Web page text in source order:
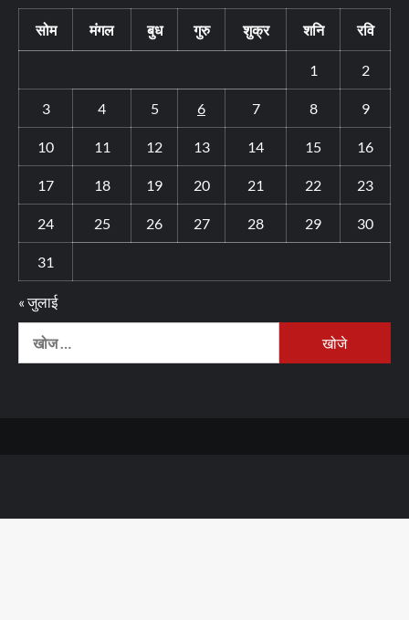
सोम मंगल बुध गुरु शुक्र शनि रवि
1 2
3 4 5 6 7 8 9
10 11 12 13 14 15 16
17 18 19 20 21 22 23
24 25 26 27 28 29 30
31
« जुलाई
निम्न